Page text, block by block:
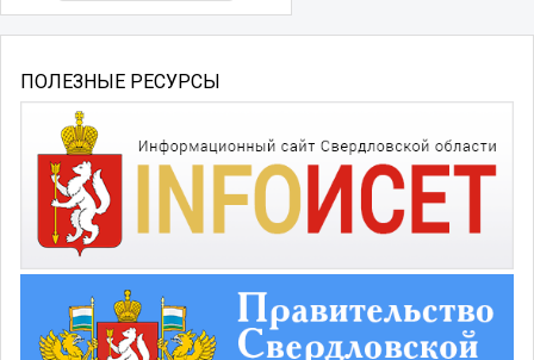
ПОЛЕЗНЫЕ РЕСУРСЫ